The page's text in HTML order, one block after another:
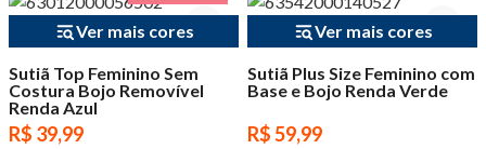
Ver mais cores
Sutiã Top Feminino Sem
Costura Bojo Removível
Renda Azul
R$ 39,99
Ver mais cores
Sutiã Plus Size Feminino com
Base e Bojo Renda Verde
R$ 59,99